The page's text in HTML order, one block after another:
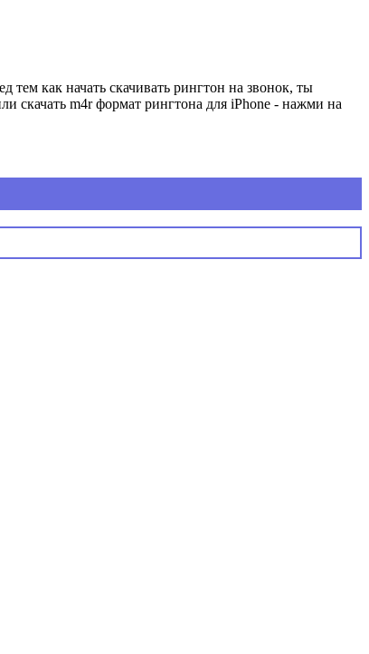
как начать скачивать рингтон на звонок, ты
скачать m4r формат рингтона для iPhone - нажми на